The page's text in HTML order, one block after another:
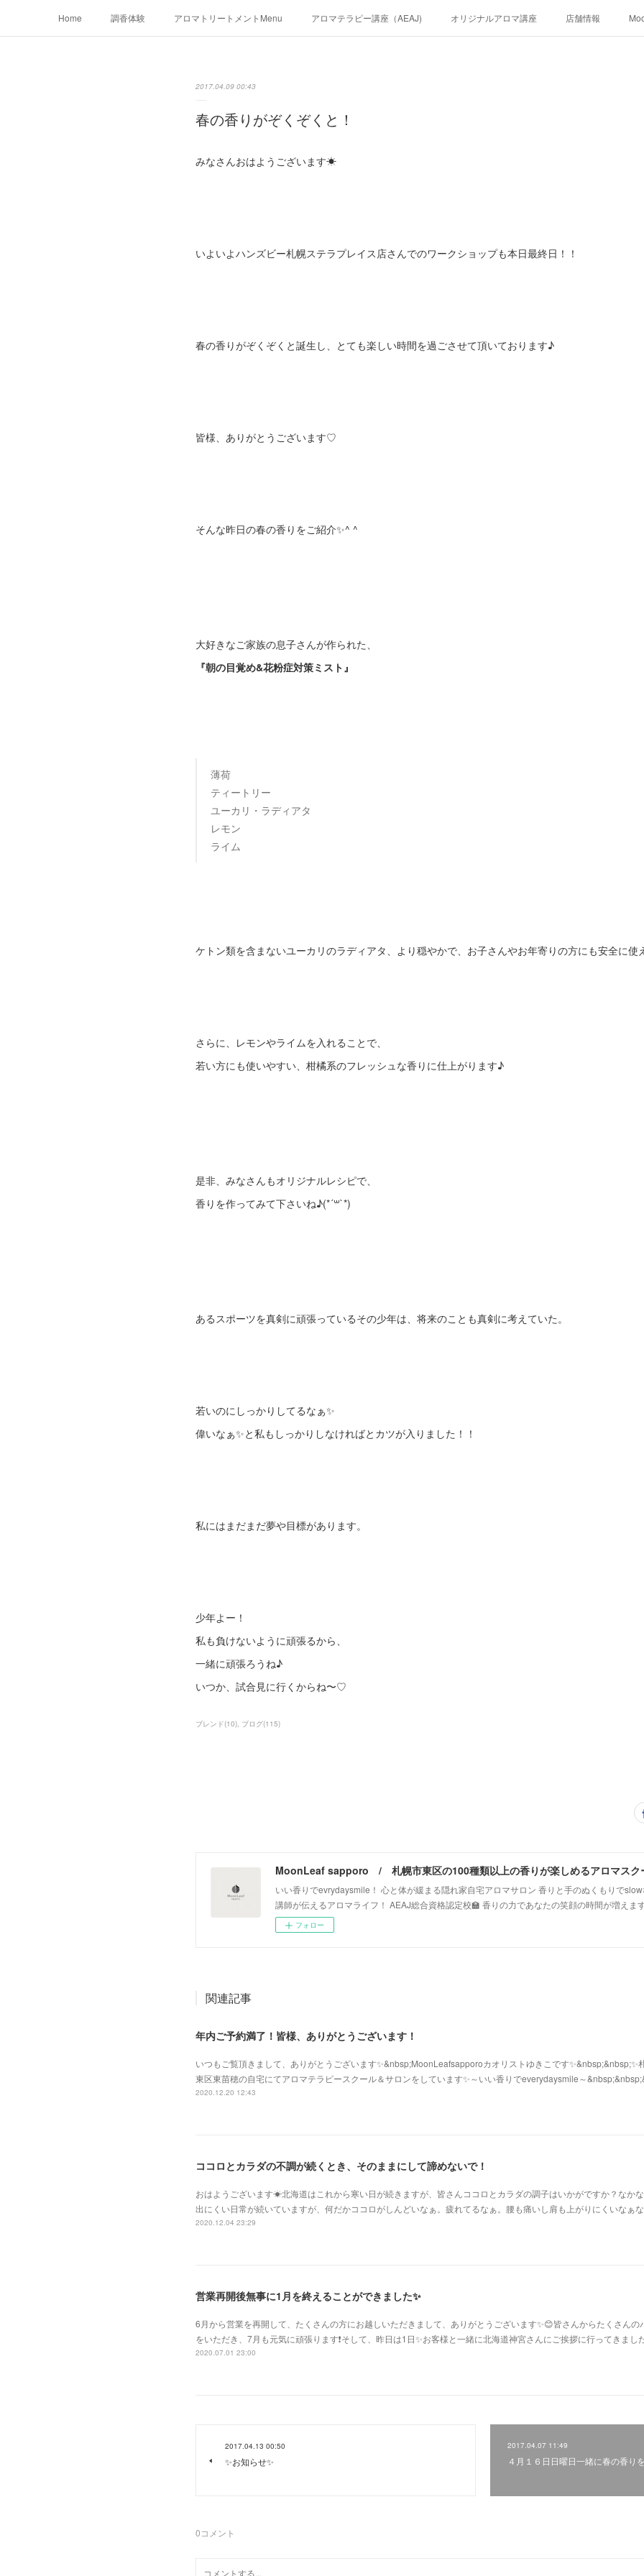
Home 調香体験 アロマトリートメントMenu アロマテラピー講座（AEAJ) オリジナルアロマ講座 店舗情報
2017.04.09 00:43
春の香りがぞくぞくと！
みなさんおはようございます☀
いよいよハンズビー札幌ステラプレイス店さんでのワークショップも本日最終日！！
春の香りがぞくぞくと誕生し、とても楽しい時間を過ごさせて頂いております♪
皆様、ありがとうございます♡
そんな昨日の春の香りをご紹介✨^ ^
大好きなご家族の息子さんが作られた、
『朝の目覚め&花粉症対策ミスト』
薄荷
ティートリー
ユーカリ・ラディアタ
レモン
ライム
ケトン類を含まないユーカリのラディアタ、より穏やかで、お子さんやお年寄りの方にも安全に使
さらに、レモンやライムを入れることで、
若い方にも使いやすい、柑橘系のフレッシュな香りに仕上がります♪
是非、みなさんもオリジナルレシピで、
香りを作ってみて下さいね♪(*´꒳`*)
あるスポーツを真剣に頑張っているその少年は、将来のことも真剣に考えていた。
若いのにしっかりしてるなぁ✨
偉いなぁ✨と私もしっかりしなければとカツが入りました！！
私にはまだまだ夢や目標があります。
少年よー！
私も負けないように頑張るから、
一緒に頑張ろうね♪
いつか、試合見に行くからね〜♡
ブレンド(10) ブログ(115)
いい香りでevrydaysmile！ 心と体が緩まる隠れ家自宅アロマサロン 香りと手のぬくもりで
講師が伝えるアロマライフ！ AEAJ総合資格認定校🏫 香りの力であなたの笑顔の時間が増えま
フォロー
関連記事
年内ご予約満了！皆様、ありがとうございます！
いつもご覧頂きまして、ありがとうございます✨&nbsp;MoonLeafsapporoカオリストゆきこです✨&nbsp;&nbsp;✨
東区東苗穂の自宅にてアロマテラピースクール＆サロンをしています✨～いい香りでeverydaysmile～
2020.12.20 12:43
ココロとカラダの不調が続くとき、そのままにして諦めないで！
おはようございます☀北海道はこれから寒い日が続きますが、皆さんココロとカラダの調子はいかがですか？なか
出にくい日常が続いていますが、何だかココロがしんどいなぁ。疲れてるなぁ。腰も痛いし肩も上がりにくいなぁ
2020.12.04 23:29
営業再開後無事に1月を終えることができました✨
6月から営業を再開して、たくさんの方にお越しいただきまして、ありがとうございます✨😊皆さんからたくさんの
をいただき、7月も元気に頑張ります❗️そして、昨日は1日✨お客様と一緒に北海道神宮さんにご挨拶に行ってきまし
2020.07.01 23:00
2017.04.13 00:50
✨お知らせ✨
2017.04.07 11:49
４月１６日日曜日一緒に春の香り
0コメント